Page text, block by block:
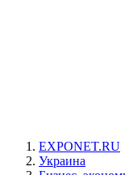
EXPONET.RU
Украина